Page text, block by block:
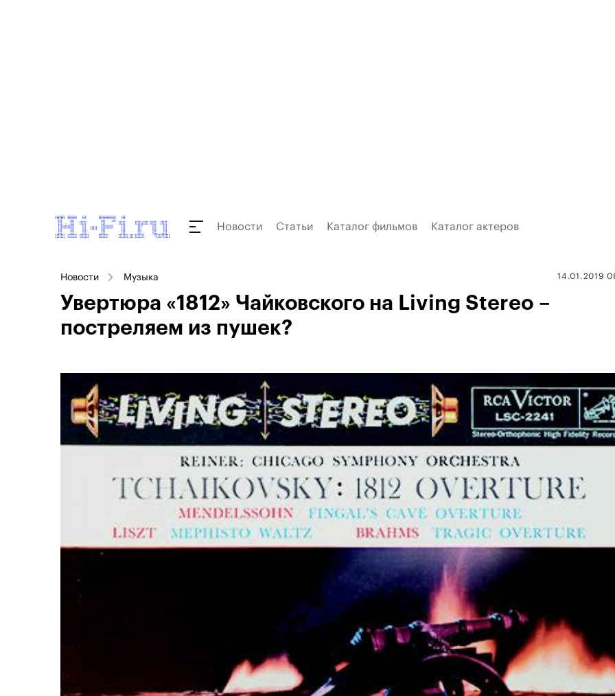
Новости Статьи Каталог фильмов Каталог актеров
Новости Музыка 14.01.2019
Увертюра «1812» Чайковского на Living Stereo –
постреляем из пушек?